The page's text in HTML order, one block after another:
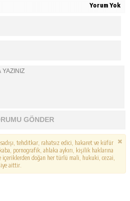
Yorum Yok
GÖNDER
tehditkar, rahatsız edici, hakaret ve küfür
pornografik, ahlaka aykırı, kişilik haklarına
doğan her türlü mali, hukuki, cezai,
aittir.